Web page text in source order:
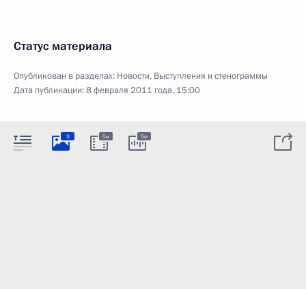
Статус материала
Опубликован в разделах: Новости, Выступления и стенограммы
Дата публикации:8 февраля 2011 года, 15:00
3 5м 5м